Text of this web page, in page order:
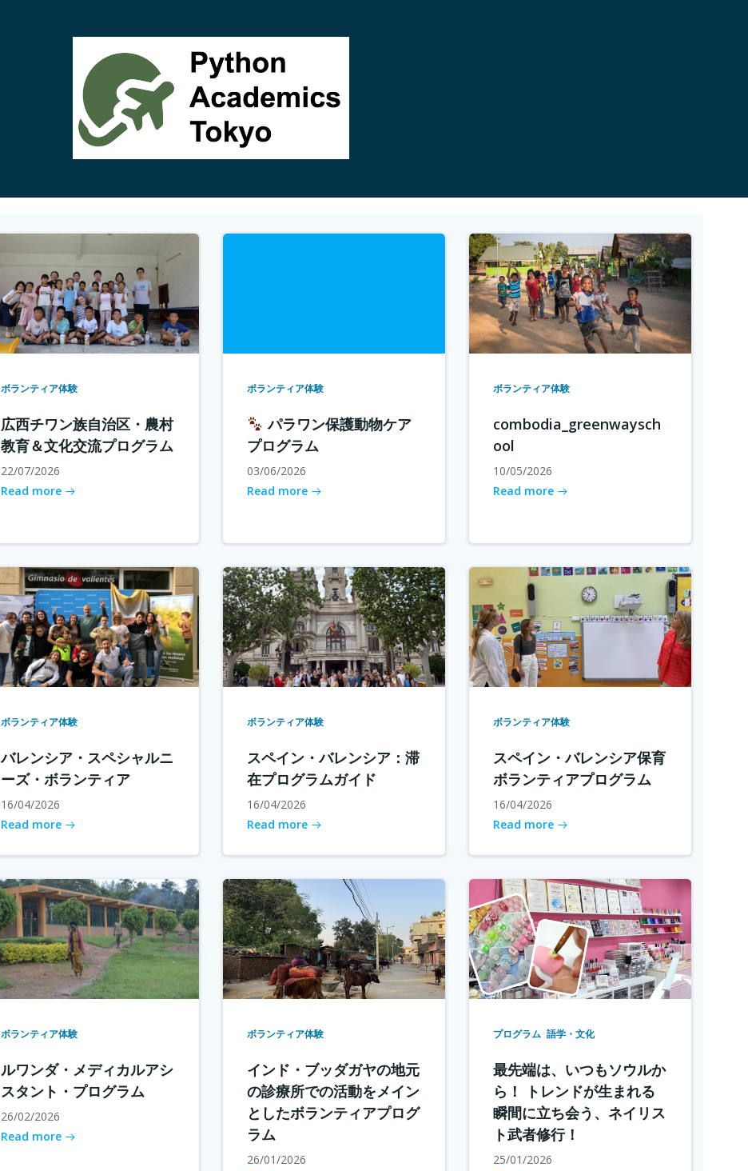
ボランティア体験
広西チワン族自治区・農村
教育＆文化交流プログラム
22/07/2026
Read more
ボランティア体験
パラワン保護動物ケア
プログラム
03/06/2026
Read more
ボランティア体験
combodia_greenwaysch
ool
10/05/2026
Read more
ボランティア体験
バレンシア・スペシャルニ
ーズ・ボランティア
16/04/2026
Read more
ボランティア体験
スペイン・バレンシア：滞
在プログラムガイド
16/04/2026
Read more
ボランティア体験
スペイン・バレンシア保育
ボランティアプログラム
16/04/2026
Read more
ボランティア体験
ルワンダ・メディカルアシ
スタント・プログラム
26/02/2026
Read more
ボランティア体験
インド・ブッダガヤの地元
の診療所での活動をメイン
としたボランティアプログ
ラム
26/01/2026
プログラム 語学・文化
最先端は、いつもソウルか
ら！ トレンドが生まれる
瞬間に立ち会う、ネイリス
ト武者修行！
25/01/2026